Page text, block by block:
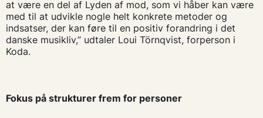
at være en del af Lyden af mod, som vi håber kan være
med til at udvikle nogle helt konkrete metoder og
indsatser, der kan føre til en positiv forandring i det
danske musikliv,” udtaler Loui Törnqvist, forperson i
Koda.
Fokus på strukturer frem for personer